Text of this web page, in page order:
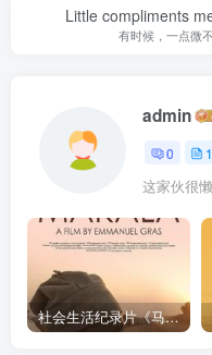
Little compliments
有时候，一点微
admin
0
这家伙很
社会生活纪录片《马加拉 Makala》下载